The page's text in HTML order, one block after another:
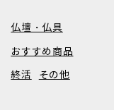
仏壇・仏具
おすすめ商品
終活 その他